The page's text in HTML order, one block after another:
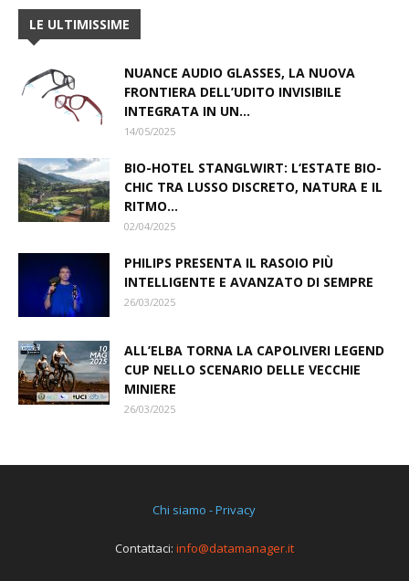
LE ULTIMISSIME
NUANCE AUDIO GLASSES, LA NUOVA
FRONTIERA DELL’UDITO INVISIBILE
INTEGRATA IN UN...
14/05/2025
BIO-HOTEL STANGLWIRT: L‘ESTATE BIO-
CHIC TRA LUSSO DISCRETO, NATURA E IL
RITMO...
02/04/2025
PHILIPS PRESENTA IL RASOIO PIÙ
INTELLIGENTE E AVANZATO DI SEMPRE
26/03/2025
ALL’ELBA TORNA LA CAPOLIVERI LEGEND
CUP NELLO SCENARIO DELLE VECCHIE
MINIERE
26/03/2025
Chi siamo - Privacy
Contattaci: info@datamanager.it